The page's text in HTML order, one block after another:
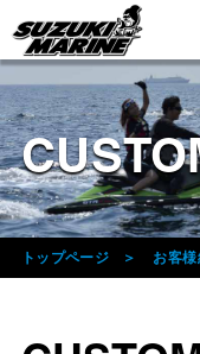
トップページ お客